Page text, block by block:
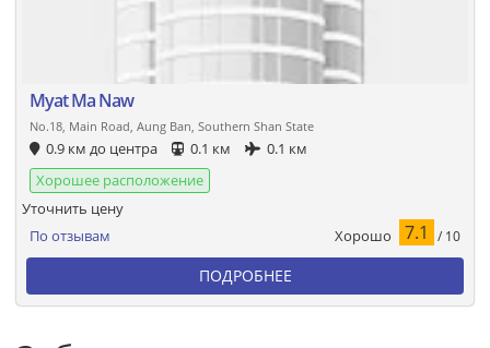
Myat Ma Naw
No.18, Main Road, Aung Ban, Southern Shan State
0.9 км до центра 0.1 км
0.1 км
Хорошее расположение
По отзывам Хорошо 7.1 / 10
Уточнить цену
ПОДРОБНЕЕ